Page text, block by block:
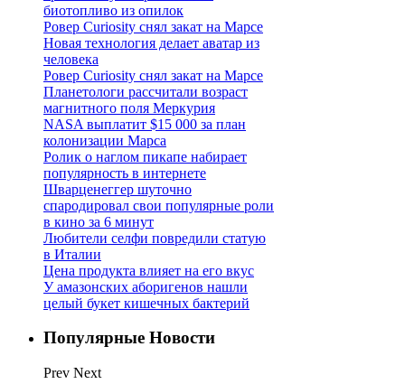
биотопливо из опилок
Ровер Curiosity снял закат на Марсе
Новая технология делает аватар из
человека
Ровер Curiosity снял закат на Марсе
Планетологи рассчитали возраст
магнитного поля Меркурия
NASA выплатит $15 000 за план
колонизации Марса
Ролик о наглом пикапе набирает
популярность в интернете
Шварценеггер шуточно
спародировал свои популярные роли
в кино за 6 минут
Любители селфи повредили статую
в Италии
Цена продукта влияет на его вкус
У амазонских аборигенов нашли
целый букет кишечных бактерий
Популярные Новости
Prev Next